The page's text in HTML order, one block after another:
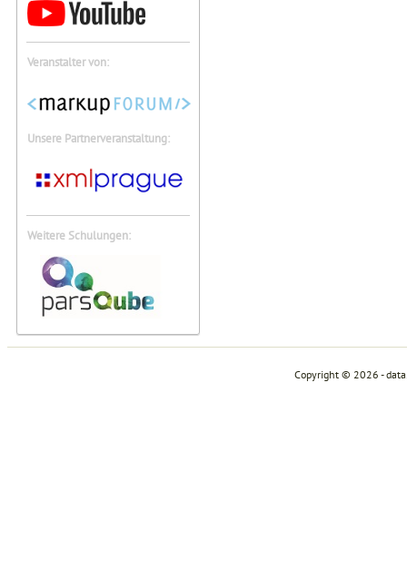
Veranstalter von:
Unsere Partnerveranstaltung:
Weitere Schulungen:
Copyright © 2026 -